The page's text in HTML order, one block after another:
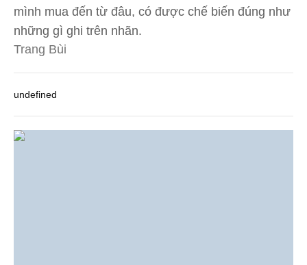
mình mua đến từ đâu, có được chế biến đúng như
những gì ghi trên nhãn.
Trang Bùi
undefined